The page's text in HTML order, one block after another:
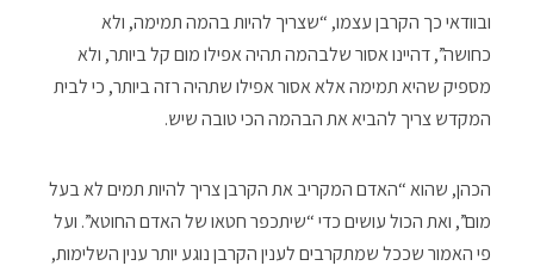
ובוודאי כך הקרבן עצמו, “שצריך להיות בהמה תמימה, ולא
כחושה”, דהיינו אסור שלבהמה תהיה אפילו מום קל ביותר, ולא
מספיק שהיא תמימה אלא אסור אפילו שתהיה רזה ביותר, כי לבית
המקדש צריך להביא את הבהמה הכי טובה שיש.
הכהן, שהוא “האדם המקריב את הקרבן צריך להיות תמים לא בעל
מום”, ואת הכול עושים כדי “שיתכפר חטאו של האדם החוטא”. ועל
פי האמור שככל שמתקרבים לענין הקרבן נוגע יותר ענין השלימות,